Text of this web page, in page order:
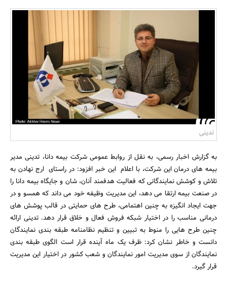
بانک، بیمه و سرمایه
مسکن و ساختمان
تدینی
به گزارش اخبار رسمی، به نقل از روابط عمومی شرکت بیمه دانا، تدینی مدیر
بیمه های درمان این شرکت، با اعلام این خبر افزود: در راستای ارج نهادن به
تلاش و کوشش نمایندگانی که فعالیت هدفمند آنان، شان و جایگاه بیمه دانا را
در صنعت بیمه ارتقا می دهد، این مدیریت وظیفه خود می داند که همسو و در
جهت ایجاد انگیزه به چنین اهتمامی، طرح های حمایتی در قالب پوشش های
درمانی مناسب را در اختیار شبکه فروش فعال و خلاق قرار دهد. تدینی ارائه
چنین طرح هایی را منوط به تبیین و تنظیم نظامنامه طبقه بندی نمایندگان
دانست و خاطر نشان کرد: ظرف یک ماه آینده قرار است الگوی طبقه بندی
نمایندگان از سوی مدیریت امور نمایندگان و شعب کشور در اختیار این مدیریت
قرار گیرد.